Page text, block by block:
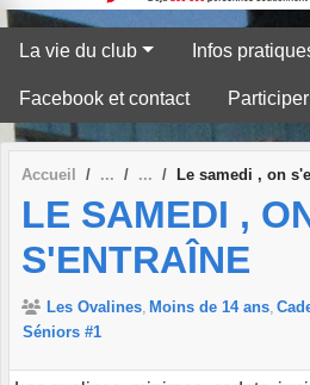
La vie du club Infos
Facebook et contact Participer
Accueil Le samedi , on
LE SAMEDI ,
S'ENTRAÎNE
Les Ovalines Moins de 14 ans
Séniors #1